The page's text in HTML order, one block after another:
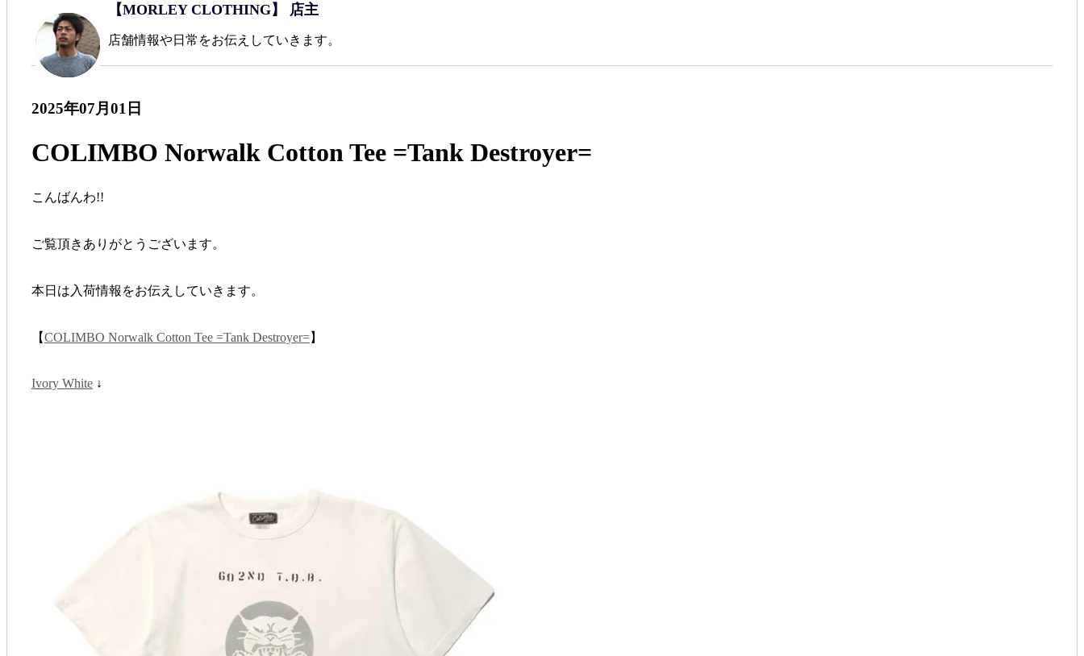
【MORLEY CLOTHING】 店主
店舗情報や日常をお伝えしていきます。
2025年07月01日
COLIMBO Norwalk Cotton Tee =Tank Destroyer=
こんばんわ!!
ご覧頂きありがとうございます。
本日は入荷情報をお伝えしていきます。
【COLIMBO Norwalk Cotton Tee =Tank Destroyer=】
Ivory White ↓